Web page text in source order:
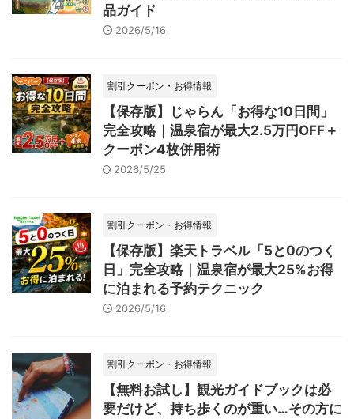
品ガイド
2026/5/16
割引クーポン・お得情報
【保存版】じゃらん「お得な10日間」
完全攻略｜温泉宿が最大2.5万円OFF＋
クーポン4枚併用術
2026/5/25
割引クーポン・お得情報
【保存版】楽天トラベル「5と0のつく
日」完全攻略｜温泉宿が最大25%お得
に泊まれる予約テクニック
2026/5/16
割引クーポン・お得情報
【無料お試し】観光ガイドブックは必
要だけど、持ち歩くのが重い…その方に